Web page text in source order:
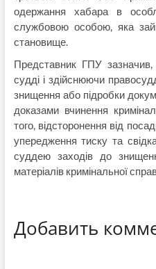
одержання хабара в
службовою особою, яка
становище.
Представник ГПУ
судді і здійснюючи
знищення або підробки
доказами вчинення
того, відсторонення від
упередження тиску та
суддею заходів до
матеріалів кримінальної
Добавить